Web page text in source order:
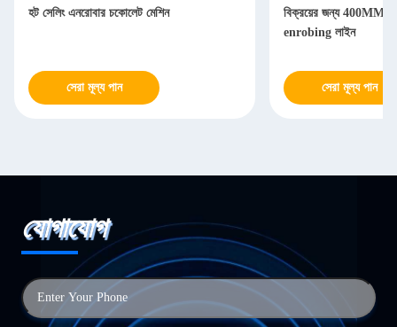
হট সেলিং এনরোবার চকোলেট মেশিন
সেরা মূল্য পান
বিক্রয়ের জন্য 400MM
enrobing লাইন
সেরা মূল্য পান
যোগাযোগ